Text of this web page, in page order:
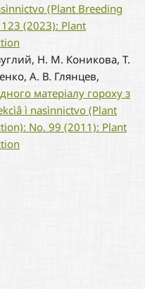
(Plant Breeding
(2023): Plant
Н. М. Коникова, Т.
А. В. Глянцев,
матеріалу гороху з
ì nasìnnictvo (Plant
No. 99 (2011): Plant